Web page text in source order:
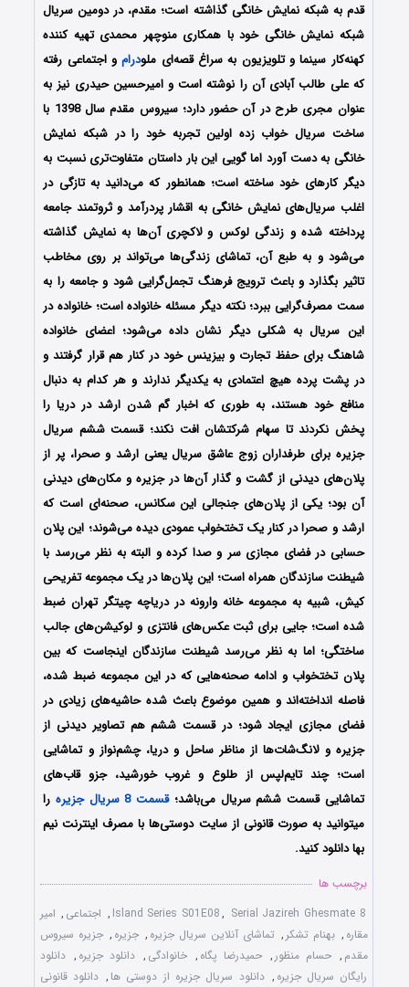
قدم به شبکه نمایش خانگی گذاشته است؛ مقدم، در دومین سریال
شبکه نمایش خانگی خود با همکاری منوچهر محمدی تهیه کننده
کهنه‏‌کار سینما و تلویزیون به سراغ قصه‌‏ای ملودرامو اجتماعی رفته
که علی طالب آبادی آن را نوشته است و امیرحسین حیدری نیز به‌
عنوان مجری طرح در آن حضور دارد؛ سیروس مقدم سال 1398 با
ساخت سریال خواب زده اولین تجربه خود را در شبکه نمایش
خانگی به دست آورد اما گویی این بار داستان متفاوت‌تری نسبت به
دیگر کارهای خود ساخته است؛ همانطور که می‌دانید به تازگی در
اغلب سریال‌های نمایش خانگی به اقشار پردرآمد و ثروتمند جامعه
پرداخته شده و زندگی لوکس و لاکچری آن‌ها به نمایش گذاشته
می‌شود و به طبع آن، تماشای زندگی‌ها می‌تواند بر روی مخاطب
تاثیر بگذارد و باعث ترویج فرهنگ تجمل‌گرایی شود و جامعه را به
سمت مصرف‌گرایی ‌ببرد؛ نکته دیگر مسئله خانواده است؛ خانواده در
این سریال به شکلی دیگر نشان داده می‌شود؛ اعضای خانواده
شاهنگ برای حفظ تجارت و بیزینس خود در کنار هم قرار گرفتند و
در پشت پرده هیچ اعتمادی به یکدیگر ندارند و هر کدام به دنبال
منافع خود هستند، به طوری که اخبار گم شدن ارشد در دریا را
پخش نکردند تا سهام شرکتشان افت نکند؛ قسمت ششم سریال
جزیره برای طرفداران زوج عاشق سریال یعنی ارشد و صحرا، پر از
پلان‌های دیدنی از گشت و گذار آن‌ها در جزیره و مکان‌های دیدنی
آن بود؛ یکی از پلان‌های جنجالی این سکانس، صحنه‌ای است که
ارشد و صحرا در کنار یک تختخواب عمودی دیده می‌شوند؛ این پلان
حسابی در فضای مجازی سر و صدا کرده و البته به نظر می‌رسد با
شیطنت سازندگان همراه است؛ این پلان‌ها در یک مجموعه تفریحی
کیش، شبیه به مجموعه خانه وارونه در دریاچه چیتگر تهران ضبط
شده است؛ جایی برای ثبت عکس‌های فانتزی و لوکیشن‌های جالب
ساختگی؛ اما به نظر می‌رسد شیطنت سازندگان اینجاست که بین
پلان تختخواب و ادامه صحنه‌هایی که در این مجموعه ضبط شده،
فاصله انداخته‌اند و همین موضوع باعث شده حاشیه‌های زیادی در
فضای مجازی ایجاد شود؛ در قسمت ششم هم تصاویر دیدنی از
جزیره و لانگ‌شات‌ها از مناظر ساحل و دریا، چشم‌نواز و تماشایی
است؛ چند تایم‌لپس از طلوع و غروب خورشید، جزو قاب‌های
تماشایی قسمت ششم سریال می‌باشد؛قسمت 8 سریال جزیره
را
میتوانید به صورت قانونی از سایت دوستی‌ها با مصرف اینترنت نیم
بها دانلود کنید.
برچسب ها
Island Series S01E08, Serial Jazireh Ghesmate 8
, اجتماعی , امیر
مقاره , بهنام تشکر , تماشای آنلاین سریال جزیره , جزیره , جزیره سیروس
مقدم , حسام منظور , حمیدرضا پگاه , خانوادگی , دانلود جزیره , دانلود
رایگان سریال جزیره , دانلود سریال جزیره از دوستی ها , دانلود قانونی